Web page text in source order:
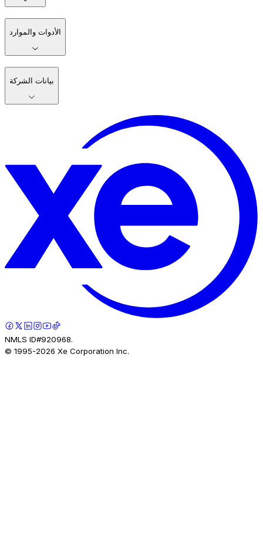
الأدوات والموارد
بيانات الشركة
NMLS ID#920968.
© 1995-2026 Xe Corporation Inc.